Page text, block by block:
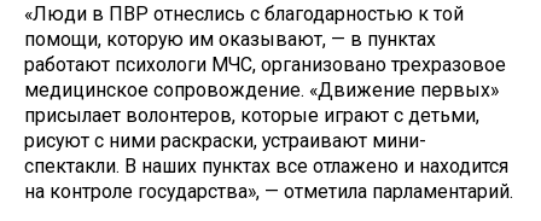
«Люди в ПВР отнеслись с благодарностью к той
помощи, которую им оказывают, — в пунктах
работают психологи МЧС, организовано трехразовое
медицинское сопровождение. «Движение первых»
присылает волонтеров, которые играют с детьми,
рисуют с ними раскраски, устраивают мини-
спектакли. В наших пунктах все отлажено и находится
на контроле государства», — отметила парламентарий.